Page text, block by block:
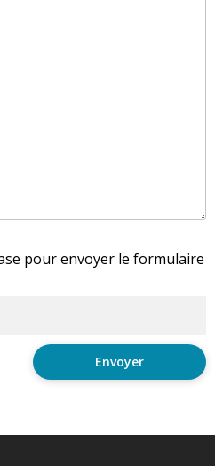
pour envoyer le formulaire